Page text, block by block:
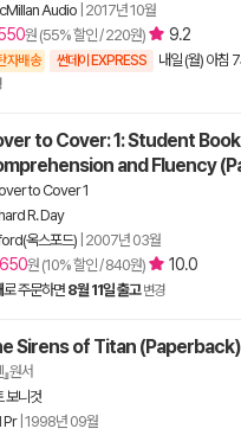
Audio 2017년 10월
원 (55% 할인 / 220원) 9.2
자배송 썬데이 EXPRESS 내일 (월) 아침 7
to Cover: 1: Student
and Fluency
to Cover 1
R. Day
옥스포드) 2007년 03월
원 (10% 할인 / 840원) 10.0
로 주문하면 8월 11일 출고 변경
Sirens of Titan (Paperback)
원서
보니것
Pr 1998년 09월